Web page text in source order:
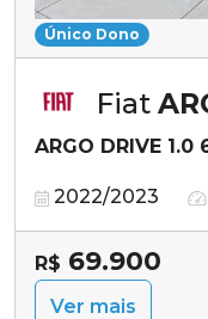
Único Dono
Fiat
ARGO DRIVE 1.0
2022/2023
R$ 69.900
Ver mais